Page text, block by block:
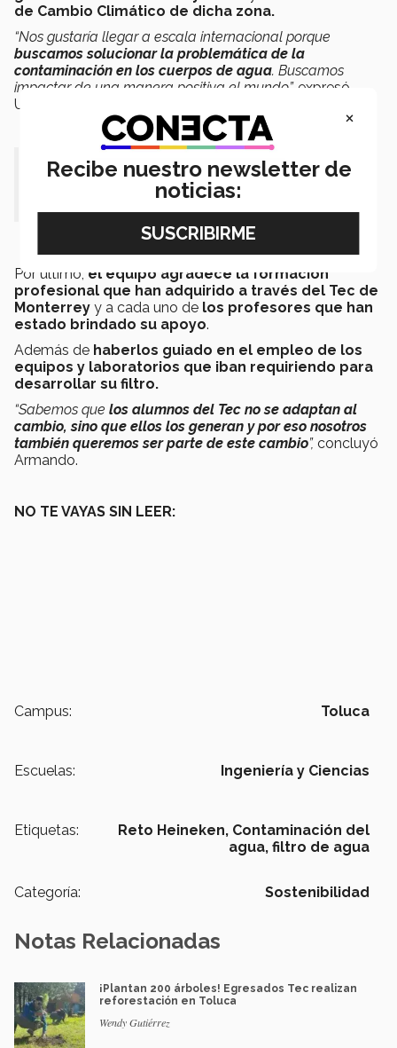
de Cambio Climático de dicha zona.
“Nos gustaría llegar a escala internacional porque
buscamos solucionar la problemática de la
contaminación en los cuerpos de agua. Buscamos
impactar de una manera positiva el mundo”, expresó
Uziel.
Buscamos impactar de una manera
el mundo”.-Uziel Martínez.
Por último, el equipo agradece la formación
profesional que han adquirido a través del Tec de
Monterrey y a cada uno de los profesores que han
estado brindado su apoyo.
Además de haberlos guiado en el empleo de los
equipos y laboratorios que iban requiriendo para
desarrollar su filtro.
“Sabemos que los alumnos del Tec no se adaptan al
cambio, sino que ellos los generan y por eso nosotros
también queremos ser parte de este cambio”, concluyó
Armando.
NO TE VAYAS SIN LEER:
Campus: Toluca
Escuelas: Ingeniería y Ciencias
Etiquetas: Reto Heineken, Contaminación del
agua, filtro de agua
Categoría: Sostenibilidad
Notas Relacionadas
¡Plantan 200 árboles! Egresados Tec realizan
reforestación en Toluca
Wendy Gutiérrez
×
Recibe nuestro newsletter de
noticias: